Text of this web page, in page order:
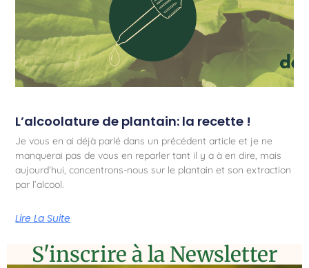
L’alcoolature de plantain: la recette !
Je vous en ai déjà parlé dans un précédent article et je ne
manquerai pas de vous en reparler tant il y a à en dire, mais
aujourd’hui, concentrons-nous sur le plantain et son extraction
par l’alcool.
Lire La Suite
S'inscrire à la Newsletter